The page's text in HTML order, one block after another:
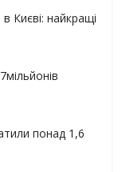
Києві: найкращі
понад 1,6